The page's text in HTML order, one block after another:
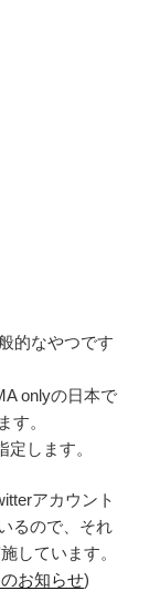
的なやつです
onlyの日本で
す。
します。
アカウント
るので、それ
しています。
お知らせ)